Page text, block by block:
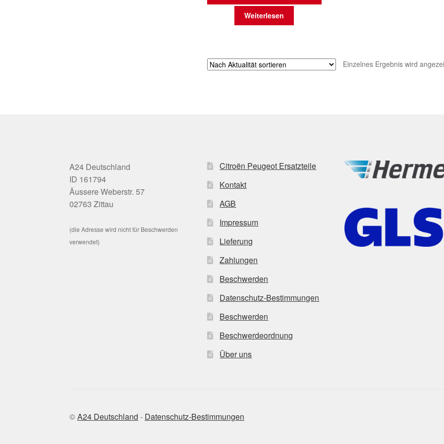
Weiterlesen
Einzelnes Ergebnis wird
A24 Deutschland
ID 161794
Äussere Weberstr. 57
02763 Zittau
(die Adresse wird nicht für Beschwerden
verwendet)
Citroën Peugeot Ersatzteile
Kontakt
AGB
Impressum
Lieferung
Zahlungen
Beschwerden
Datenschutz-Bestimmungen
Beschwerden
Beschwerdeordnung
Über uns
©A24 Deutschland - Datenschutz-Bestimmungen